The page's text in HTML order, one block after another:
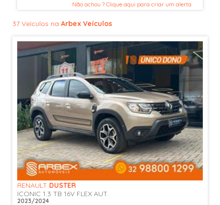
Não achou ? Clique aqui para criar um alerta
37 Veículos na Arbex Veículos
RENAULT DUSTER
ICONIC 1.3 TB 16V FLEX AUT.
2023/2024